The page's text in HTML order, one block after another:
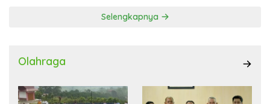
Selengkapnya
Olahraga